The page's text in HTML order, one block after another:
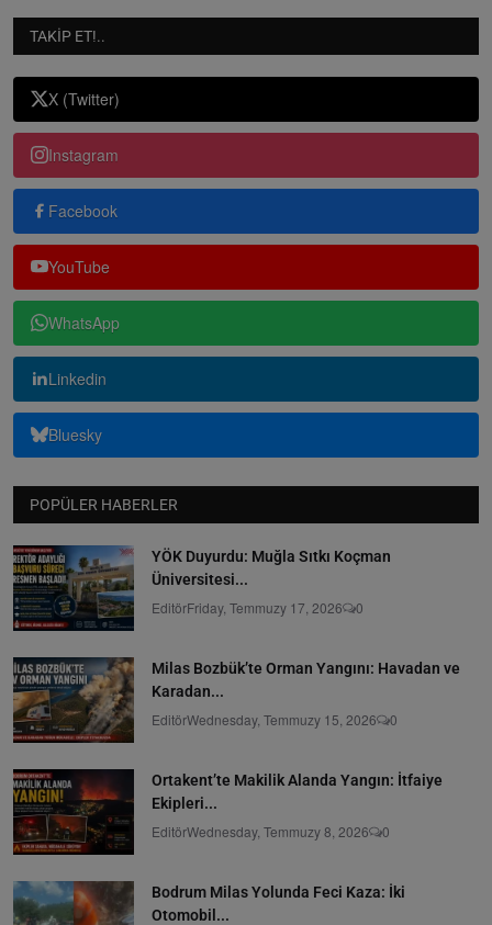
TAKIP ET!..
X (Twitter)
Instagram
Facebook
YouTube
WhatsApp
Linkedin
Bluesky
POPÜLER HABERLER
YÖK Duyurdu: Muğla Sıtkı Koçman
Üniversitesi...
EditörFriday, Temmuzy 17, 2026 0
Milas Bozbük’te Orman Yangını: Havadan ve
Karadan...
EditörWednesday, Temmuzy 15, 2026 0
Ortakent’te Makilik Alanda Yangın: İtfaiye
Ekipleri...
EditörWednesday, Temmuzy 8, 2026 0
Bodrum Milas Yolunda Feci Kaza: İki
Otomobil...